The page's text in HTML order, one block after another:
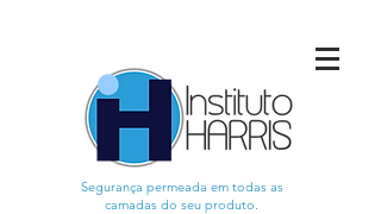
Segurança permeada em todas as
camadas do seu produto.